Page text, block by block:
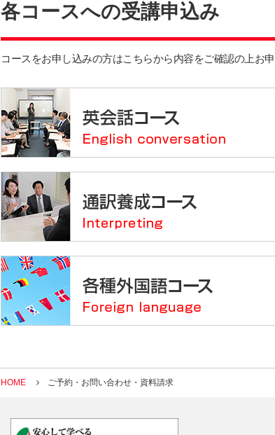
各コースへの受講申込み
コースをお申し込みの方はこちらから内容をご確認の上お申
HOME ご予約・お問い合わせ・資料請求